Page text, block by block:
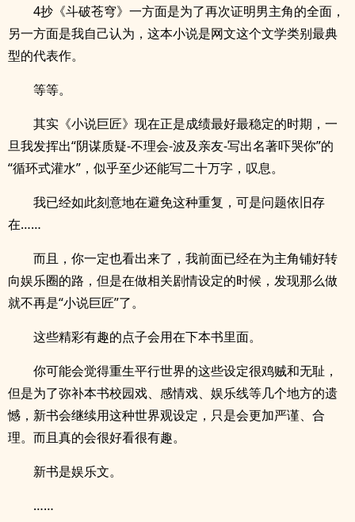
4抄《斗破苍穹》一方面是为了再次证明男主角的全面，
另一方面是我自己认为，这本小说是网文这个文学类别最典
型的代表作。
等等。
其实《小说巨匠》现在正是成绩最好最稳定的时期，一
旦我发挥出“阴谋质疑-不理会-波及亲友-写出名著吓哭你”的
“循环式灌水”，似乎至少还能写二十万字，叹息。
我已经如此刻意地在避免这种重复，可是问题依旧存
在……
而且，你一定也看出来了，我前面已经在为主角铺好转
向娱乐圈的路，但是在做相关剧情设定的时候，发现那么做
就不再是“小说巨匠”了。
这些精彩有趣的点子会用在下本书里面。
你可能会觉得重生平行世界的这些设定很鸡贼和无耻，
但是为了弥补本书校园戏、感情戏、娱乐线等几个地方的遗
憾，新书会继续用这种世界观设定，只是会更加严谨、合
理。而且真的会很好看很有趣。
新书是娱乐文。
……